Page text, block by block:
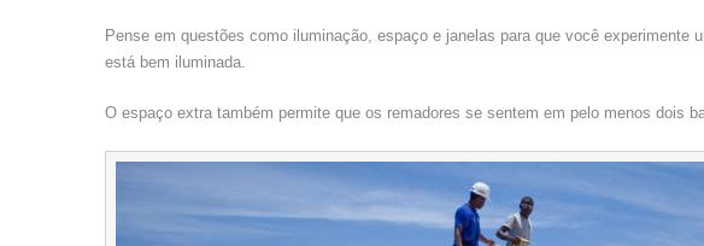
Pense em questões como iluminação, espaço e janelas para que você experimente
está bem iluminada.
O espaço extra também permite que os remadores se sentem em pelo menos dois